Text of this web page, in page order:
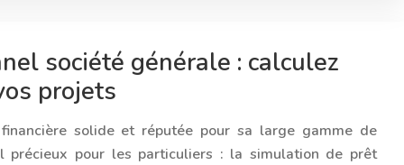
société générale : calculez
projets
solide et réputée pour sa large gamme de
précieux pour les particuliers : la simulation de prêt